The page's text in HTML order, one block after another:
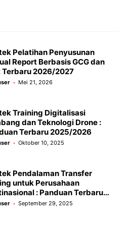
Pelatihan Penyusunan
Report Berbasis GCG dan
Terbaru 2026/2027
Mei 21, 2026
Training Digitalisasi
dan Teknologi Drone :
Terbaru 2025/2026
Oktober 10, 2025
Pendalaman Transfer
untuk Perusahaan
: Panduan Terbaru
2026September 29, 2025